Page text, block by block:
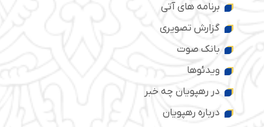
برنامه های آتی
گزارش تصویری
بانک صوت
ویدئوها
در رهپویان چه خبر
درباره رهپویان